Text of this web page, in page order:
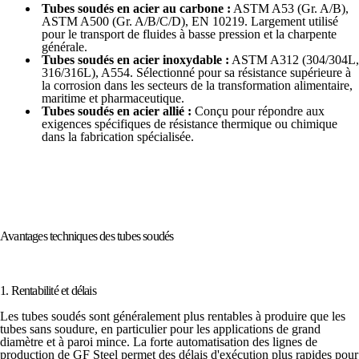
Tubes soudés en acier au carbone : ASTM A53 (Gr. A/B),
ASTM A500 (Gr. A/B/C/D), EN 10219. Largement utilisé
pour le transport de fluides à basse pression et la charpente
générale.
Tubes soudés en acier inoxydable : ASTM A312 (304/304L,
316/316L), A554. Sélectionné pour sa résistance supérieure à
la corrosion dans les secteurs de la transformation alimentaire,
maritime et pharmaceutique.
Tubes soudés en acier allié : Conçu pour répondre aux
exigences spécifiques de résistance thermique ou chimique
dans la fabrication spécialisée.
Avantages techniques des tubes soudés
1. Rentabilité et délais
Les tubes soudés sont généralement plus rentables à produire que les
tubes sans soudure, en particulier pour les applications de grand
diamètre et à paroi mince. La forte automatisation des lignes de
production de GF Steel permet des délais d'exécution plus rapides pour